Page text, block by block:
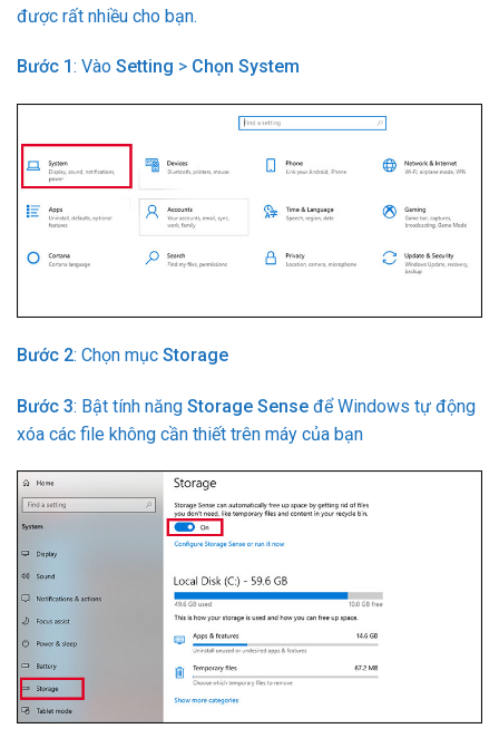
được rất nhiều cho bạn.
Bước 1 : Vào Setting > Chọn System
Bước 2: Chọn mục Storage
Bước 3: Bật tính năng Storage Sense để Windows tự động
xóa các file không cần thiết trên máy của bạn